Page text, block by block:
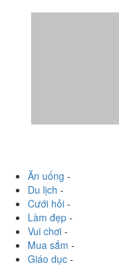
Ăn uống -
Du lịch -
Cưới hỏi -
Làm đẹp -
Vui chơi -
Mua sắm -
Giáo dục -